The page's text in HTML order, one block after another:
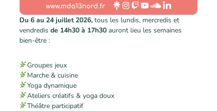
Du 6 au 24 juillet 2026, tous les lundis, mercredis et
vendredis de 14h30 à 17h30 auront lieu les semaines
bien-être :
Groupes jeux
Marche & cuisine
Yoga dynamique
Ateliers créatifs & yoga doux
Théâtre participatif